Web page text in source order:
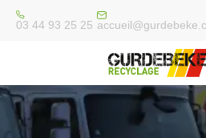
03 44 93 25 25